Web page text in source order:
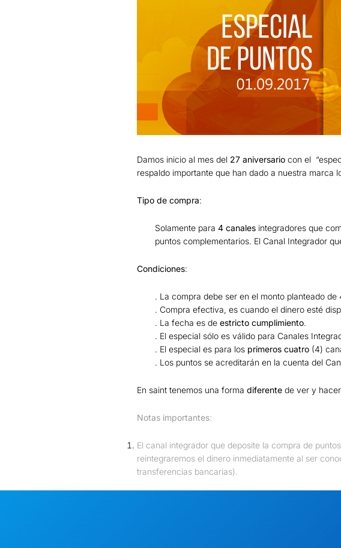
Damos inicio al mes del 27 aniversario con el
respaldo importante que han dado a nuestra marca
Tipo de compra:
Solamente para 4 canales integradores que
puntos complementarios. El Canal Integrador
Condiciones:
. La compra debe ser en el monto planteado de
. Compra efectiva, es cuando el dinero esté
. La fecha es de estricto cumplimiento.
. El especial sólo es válido para Canales
. El especial es para los primeros cuatro (4)
. Los puntos se acreditarán en la cuenta del
En saint tenemos una forma diferente de ver y
Notas importantes:
El canal integrador que deposite la compra de
reintegraremos el dinero inmediatamente al ser
transferencias bancarias).